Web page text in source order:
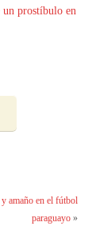
un prostíbulo en
amaño en el fútbol
paraguayo»